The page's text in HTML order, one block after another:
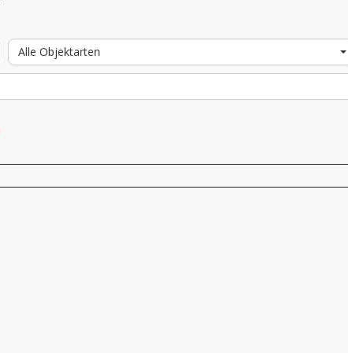
Alle Objektarten